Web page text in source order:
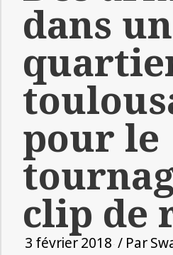
dans un
pour le
clip de
3 février 2018 / Par